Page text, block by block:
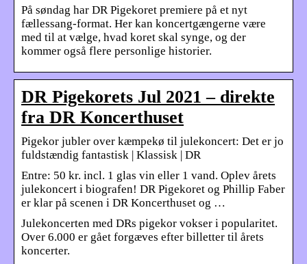
På søndag har DR Pigekoret premiere på et nyt
fællessang-format. Her kan koncertgængerne være
med til at vælge, hvad koret skal synge, og der
kommer også flere personlige historier.
DR Pigekorets Jul 2021 – direkte
fra DR Koncerthuset
Pigekor jubler over kæmpekø til julekoncert: Det er jo
fuldstændig fantastisk | Klassisk | DR
Entre: 50 kr. incl. 1 glas vin eller 1 vand. Oplev årets
julekoncert i biografen! DR Pigekoret og Phillip Faber
er klar på scenen i DR Koncerthuset og …
Julekoncerten med DRs pigekor vokser i popularitet.
Over 6.000 er gået forgæves efter billetter til årets
koncerter.